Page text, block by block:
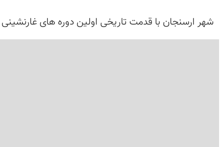
شهر ارسنجان با قدمت تاریخی اولین دوره های